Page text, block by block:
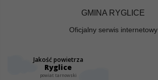
GMINA RYGLICE
Oficjalny serwis internetowy